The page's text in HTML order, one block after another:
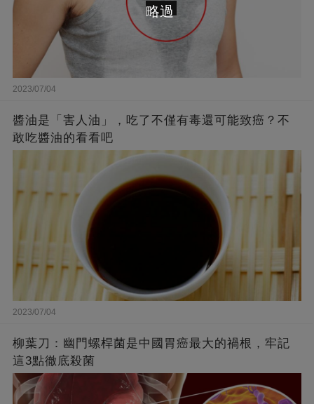
2023/07/04
醬油是「害人油」，吃了不僅有毒還可能致癌？不
敢吃醬油的看看吧
2023/07/04
柳葉刀：幽門螺桿菌是中國胃癌最大的禍根，牢記
這3點徹底殺菌
略過